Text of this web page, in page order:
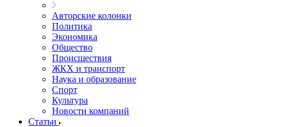
Авторские колонки
Политика
Экономика
Общество
Происшествия
ЖКХ и транспорт
Наука и образование
Спорт
Культура
Новости компаний
Статьи